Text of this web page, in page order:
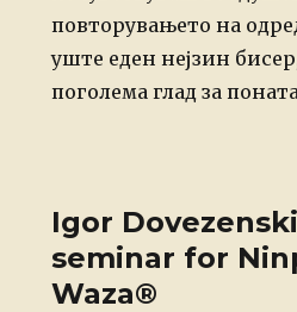
повторувањето на
уште еден нејзин
поголема глад за
Igor
seminar for
Waza®